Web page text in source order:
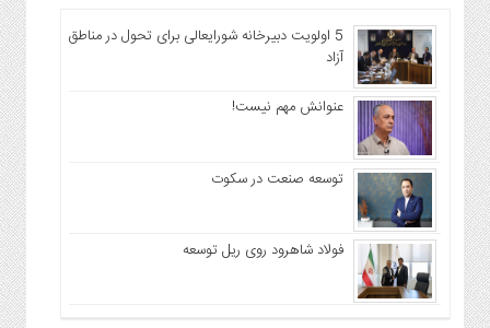
5 اولویت دبیرخانه شورایعالی برای تحول در مناطق
آزاد
عنوانش مهم نیست!
توسعه صنعت در سکوت
فولاد شاهرود روی ریل توسعه